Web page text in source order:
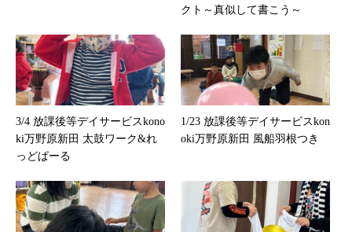
クト～真似して書こう～
3/4 放課後等デイサービスkono
ki万野原新田 太鼓ワーク&れ
っどぱーる
1/23 放課後等デイサービスkon
oki万野原新田 風船羽根つき